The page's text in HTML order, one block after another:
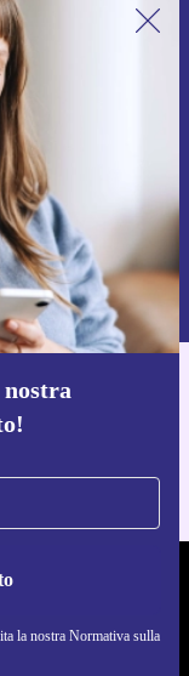
la nostra Normativa sulla
alla nostra
sconto!
offerte.
visita la nostra
NEW.